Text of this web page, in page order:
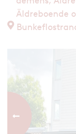
Äldreboende
Föregående bild